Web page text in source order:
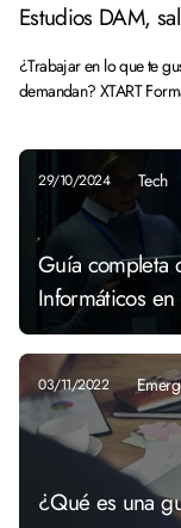
Estudios DAM,
¿Trabajar en lo que te
demandan? XTART
29/10/2024 Tech
Guía completa
Informáticos
03/11/2022
¿Qué es una